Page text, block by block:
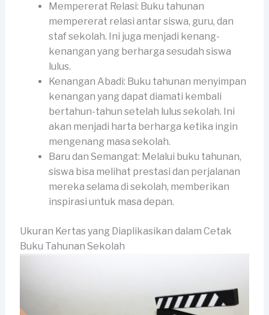
Mempererat Relasi: Buku tahunan
mempererat relasi antar siswa, guru, dan
staf sekolah. Ini juga menjadi kenang-
kenangan yang berharga sesudah siswa
lulus.
Kenangan Abadi: Buku tahunan menyimpan
kenangan yang dapat diamati kembali
bertahun-tahun setelah lulus sekolah. Ini
akan menjadi harta berharga ketika ingin
mengenang masa sekolah.
Baru dan Semangat: Melalui buku tahunan,
siswa bisa melihat prestasi dan perjalanan
mereka selama di sekolah, memberikan
inspirasi untuk masa depan.
Ukuran Kertas yang Diaplikasikan dalam Cetak
Buku Tahunan Sekolah